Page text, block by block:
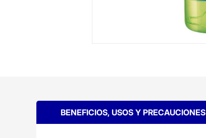
BENEFICIOS, USOS Y PRECAUCIONES